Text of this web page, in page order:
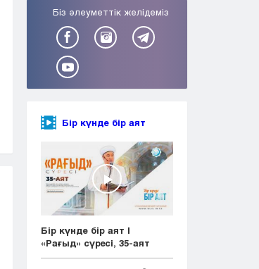
Біз әлеуметтік желідеміз
Бір күнде бір аят
Бір күнде бір аят |
«Рағыд» сүресі, 35-аят